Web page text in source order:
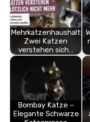
Mehrkatzenhaushalt:
Zwei Katzen
verstehen sich…
Bombay Katze –
Elegante Schwarze